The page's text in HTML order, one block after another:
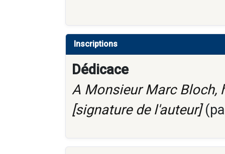
Inscriptions
Dédicace
A Monsieur Marc Bloch,
[signature de l'auteur]